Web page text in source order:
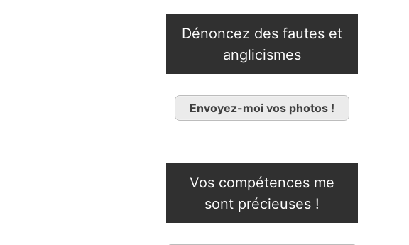
Dénoncez des fautes et
anglicismes
Envoyez-moi vos photos !
Vos compétences me
sont précieuses !